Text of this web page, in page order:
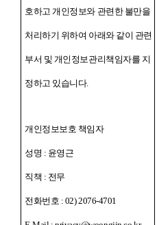
호하고 개인정보와 관련한 불만을
처리하기 위하여 아래와 같이 관련
부서 및 개인정보관리책임자를 지
정하고 있습니다.
개인정보보호 책임자
성명 : 윤영근
직책 : 전무
전화번호 : 02) 2076-4701